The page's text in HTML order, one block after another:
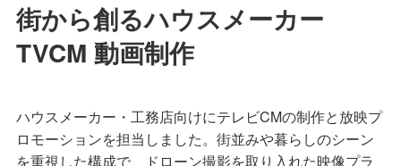
街から創るハウスメーカー
TVCM 動画制作
ハウスメーカー・工務店向けにテレビCMの制作と放映プ
ロモーションを担当しました。街並みや暮らしのシーン
を重視した構成で、ドローン撮影を取り入れた映像プラ